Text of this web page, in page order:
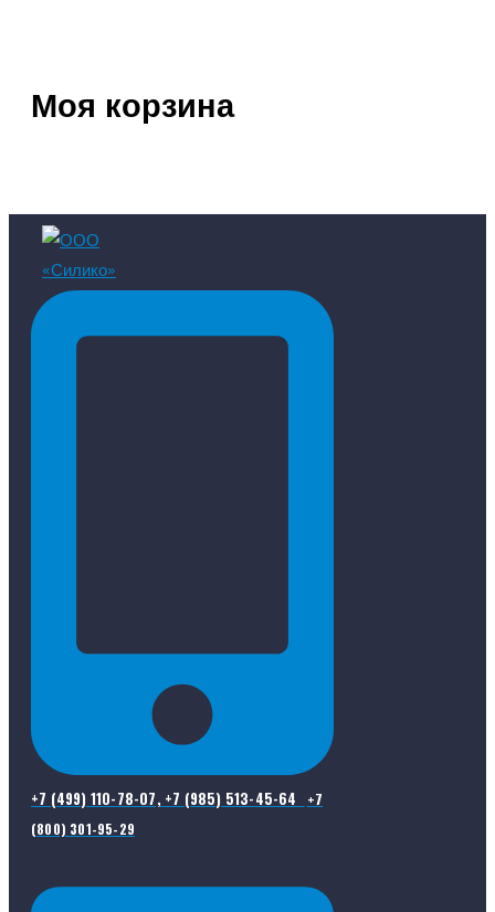
Моя корзина
+7 (499) 110-78-07, +7 (985) 513-45-64
+7
(800) 301-95-29